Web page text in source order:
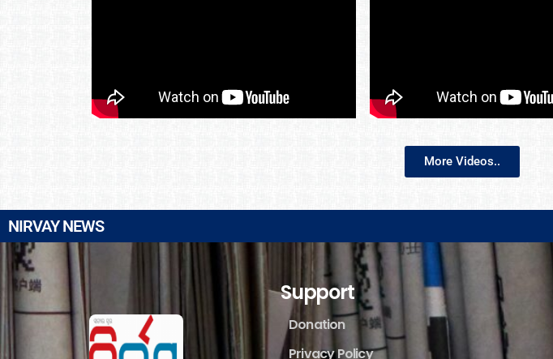
More Videos..
NIRVAY NEWS
Support
Donation
Privacy Policy